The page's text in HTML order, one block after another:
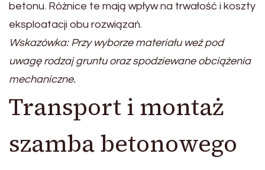
betonu. Różnice te mają wpływ na trwałość i koszty
eksploatacji obu rozwiązań.
Wskazówka: Przy wyborze materiału weź pod
uwagę rodzaj gruntu oraz spodziewane obciążenia
mechaniczne.
Transport i montaż
szamba betonowego